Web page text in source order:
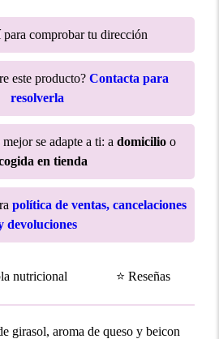
comprobar tu dirección
este producto? Contacta para
resolverla
se adapte a ti: a domicilio o
en tienda
política de ventas, cancelaciones
devoluciones
nutricional ⭐ Reseñas
girasol, aroma de queso y beicon